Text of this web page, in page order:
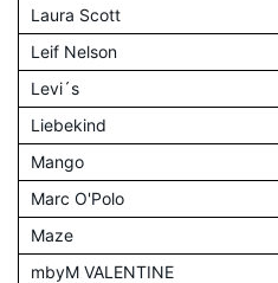
Laura Scott
Leif Nelson
Levi´s
Liebekind
Mango
Marc O'Polo
Maze
mbyM VALENTINE